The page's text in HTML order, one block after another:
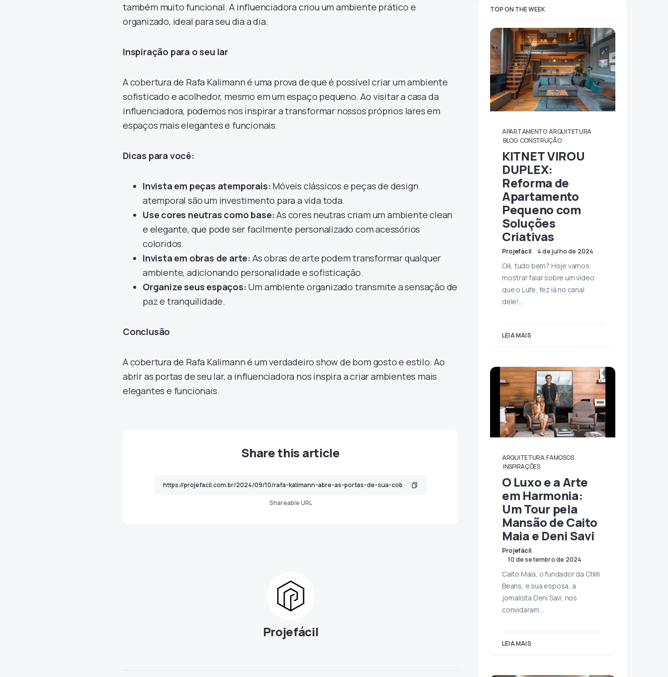
também muito funcional. A influenciadora criou um ambiente prático e
organizado, ideal para seu dia a dia.
Inspiração para o seu lar
A cobertura de Rafa Kalimann é uma prova de que é possível criar um ambiente
sofisticado e acolhedor, mesmo em um espaço pequeno. Ao visitar a casa da
influenciadora, podemos nos inspirar a transformar nossos próprios lares em
espaços mais elegantes e funcionais.
Dicas para você:
Invista em peças atemporais: Móveis clássicos e peças de design
atemporal são um investimento para a vida toda.
Use cores neutras como base:As cores neutras criam um ambiente clean
e elegante, que pode ser facilmente personalizado com acessórios
coloridos.
Invista em obras de arte: As obras de arte podem transformar qualquer
ambiente, adicionando personalidade e sofisticação.
Organize seus espaços: Um ambiente organizado transmite a sensação de
paz e tranquilidade.
Conclusão
A cobertura de Rafa Kalimann é um verdadeiro show de bom gosto e estilo. Ao
abrir as portas de seu lar, a influenciadora nos inspira a criar ambientes mais
elegantes e funcionais.
Share this article
Shareable URL
Projefácil
TOP ON THE WEEK
APARTAMENTO ARQUITETURA
BLOG CONSTRUÇÃO
KITNET VIROU
DUPLEX:
Reforma de
Apartamento
Pequeno com
Soluções
Criativas
Projefácil 4 de julho de 2024
Oiii, tudo bem? Hoje vamos
mostrar falar sobre um vídeo
que o Lufe, fez lá no canal
dele!…
LEIA MAIS
ARQUITETURA FAMOSOS
INSPIRAÇÕES
O Luxo e a Arte
em Harmonia:
Um Tour pela
Mansão de Caito
Maia e Deni Savi
Projefácil
10 de setembro de 2024
Caito Maia, o fundador da Chilli
Beans, e sua esposa, a
jornalista Deni Savi, nos
convidaram…
LEIA MAIS